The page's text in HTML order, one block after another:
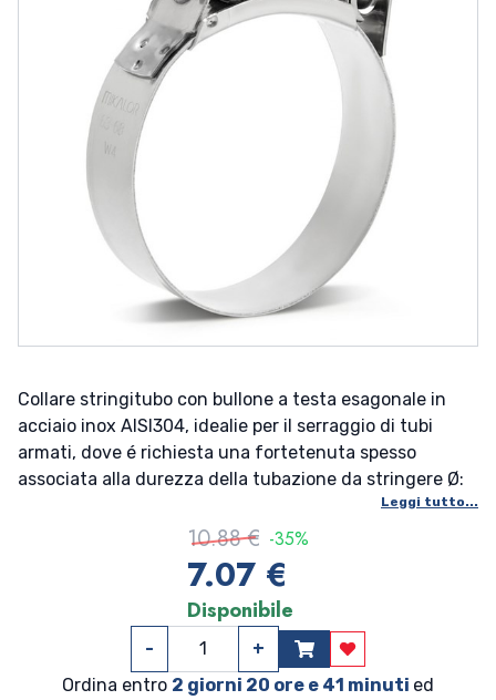
Collare stringitubo con bullone a testa esagonale in
acciaio inox AISI304, idealie per il serraggio di tubi
armati, dove é richiesta una fortetenuta spesso
associata alla durezza della tubazione da stringere Ø:
Leggi tutto...
10.88 € -35%
7.07 €
Disponibile
- + Aggiungi ai
Ordina entro 2 giorni 20 ore e 41 minuti ed